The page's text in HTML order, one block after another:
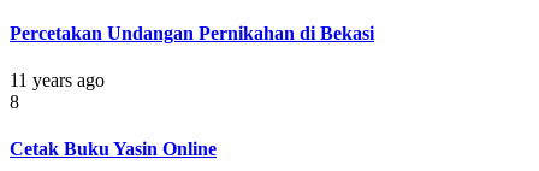
Percetakan Undangan Pernikahan di Bekasi
11 years ago
8
Cetak Buku Yasin Online